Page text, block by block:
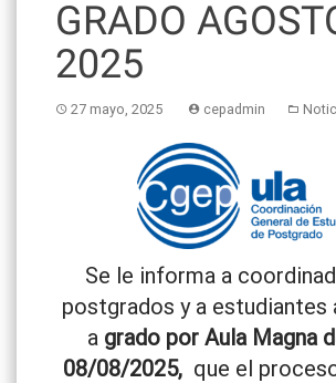
GRADO
2025
27 mayo, 2025 cepadmin
Se le informa a
postgrados y a estudiantes
a grado por Aula Magna
08/08/2025,que el